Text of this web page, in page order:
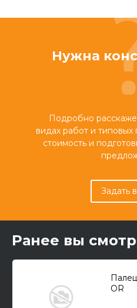
Нужна
Подробно
видах работ и типовых
стоимость и
Задать
Ранее вы
OR